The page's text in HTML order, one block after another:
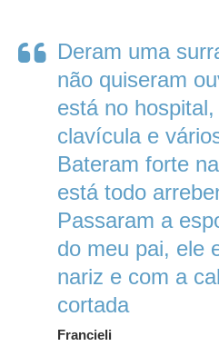
Deram uma
não quiseram
está no
clavícula e
Bateram forte
está todo
Passaram a
do meu pai, ele
nariz e com a
cortada
Francieli